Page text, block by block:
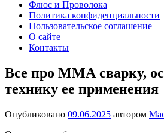
Флюс и Проволока
Политика конфиденциальности
Пользовательское соглашение
О сайте
Контакты
Все про ММА сварку,
технику ее применения
Опубликовано 09.06.2025 автором